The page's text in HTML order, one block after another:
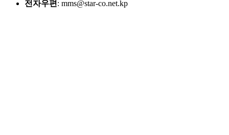
전자우편 : mms@star-co.net.kp